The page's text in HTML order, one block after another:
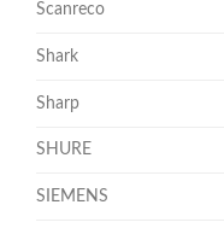
Scanreco
Shark
Sharp
SHURE
SIEMENS